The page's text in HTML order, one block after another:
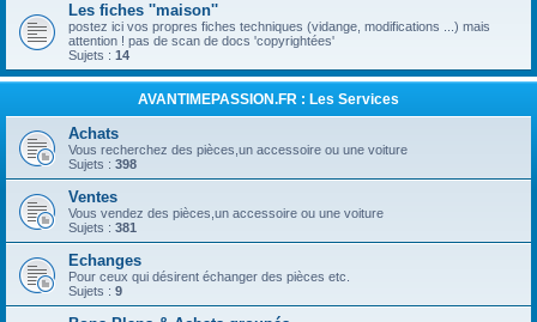
Les fiches ''maison''
postez ici vos propres fiches techniques (vidange, modifications ...) mais
attention ! pas de scan de docs 'copyrightées'
Sujets : 14
AVANTIMEPASSION.FR : Les Services
Achats
Vous recherchez des pièces,un accessoire ou une voiture
Sujets : 398
Ventes
Vous vendez des pièces,un accessoire ou une voiture
Sujets : 381
Echanges
Pour ceux qui désirent échanger des pièces etc.
Sujets : 9